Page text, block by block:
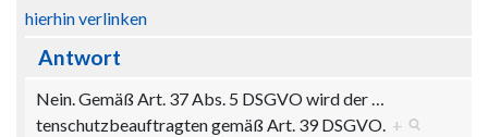
hierhin verlinken
Antwort
Nein. Gemäß Art. 37 Abs. 5 DSGVO wird der…
tenschutzbeauftragten gemäß Art. 39 DSGVO. +